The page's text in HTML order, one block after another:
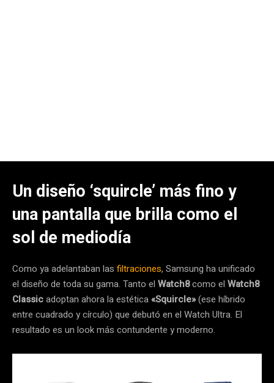
Un diseño ‘squircle’ más fino y
una pantalla que brilla como el
sol de mediodía
Como ya adelantaban las filtraciones, Samsung ha unificado
el diseño de toda su gama. Tanto el Watch8como el Watch8
Classicadoptan ahora la estética«Squircle»(ese híbrido
entre cuadrado y círculo) que debutó en el Watch Ultra. El
resultado es un look más contundente y moderno.